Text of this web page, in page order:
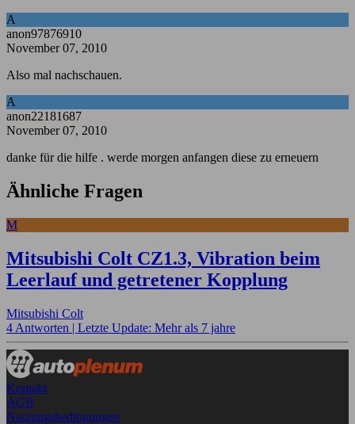
A
anon97876910
November 07, 2010
Also mal nachschauen.
A
anon22181687
November 07, 2010
danke für die hilfe . werde morgen anfangen diese zu erneuern
Ähnliche Fragen
M
Mitsubishi Colt CZ1.3, Vibration beim
Leerlauf und getretener Kopplung
Mitsubishi Colt
4 Antworten | Letzte Update: Mehr als 7 jahre
Kontakt
AGB
Nutzungsbedingungen